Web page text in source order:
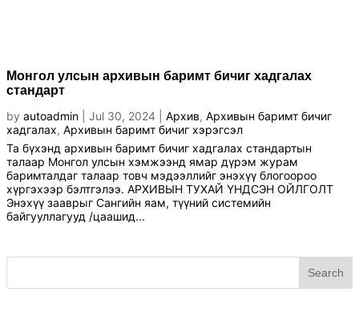
Монгол улсын архивын баримт бичиг хадгалах
стандарт
by autoadmin Jul 30, 2024 Архив, Архивын баримт бичиг
хадгалах, Архивын баримт бичиг хэрэгсэл
Та бүхэнд архивын баримт бичиг хадгалах стандартын
талаар Монгол улсын хэмжээнд ямар дүрэм журам
баримталдаг талаар товч мэдээллийг энэхүү блогоороо
хүргэхээр бэлтгэлээ. АРХИВЫН ТУХАЙ ҮНДСЭН ОЙЛГОЛТ
Энэхүү зааврыг Сангийн яам, түүний системийн
байгууллагууд /цаашид...
Search